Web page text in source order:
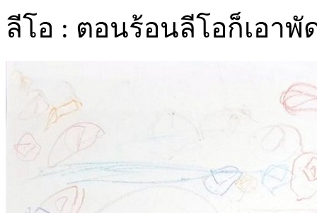
ลีโอ : ตอนร้อนลีโอก็เอา